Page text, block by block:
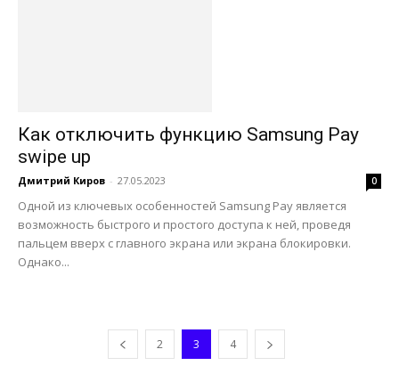
Как отключить функцию Samsung Pay
swipe up
Дмитрий Киров - 27.05.2023 0
Одной из ключевых особенностей Samsung Pay является
возможность быстрого и простого доступа к ней, проведя
пальцем вверх с главного экрана или экрана блокировки.
Однако...
2 3 4